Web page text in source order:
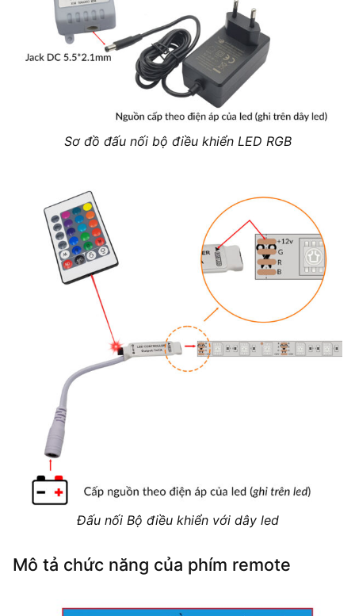
Sơ đồ đấu nối bộ điều khiển LED RGB
Đấu nối Bộ điều khiển với dây led
Mô tả chức năng của phím remote